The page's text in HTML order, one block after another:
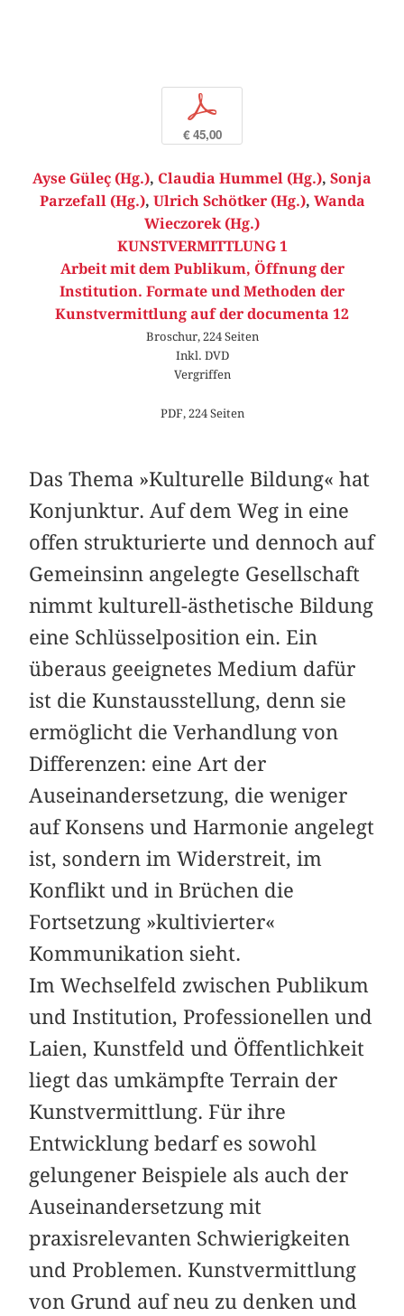
p
€ 45,00
Ayse Güleç (Hg.), Claudia Hummel (Hg.), Sonja
Parzefall (Hg.), Ulrich Schötker (Hg.), Wanda
Wieczorek (Hg.)
KUNSTVERMITTLUNG 1
Arbeit mit dem Publikum, Öffnung der
Institution. Formate und Methoden der
Kunstvermittlung auf der documenta 12
Broschur, 224 Seiten
Inkl. DVD
Vergriffen
PDF, 224 Seiten
Das Thema »Kulturelle Bildung« hat
Konjunktur. Auf dem Weg in eine
offen strukturierte und dennoch auf
Gemeinsinn angelegte Gesellschaft
nimmt kulturell-ästhetische Bildung
eine Schlüsselposition ein. Ein
überaus geeignetes Medium dafür
ist die Kunstausstellung, denn sie
ermöglicht die Verhandlung von
Differenzen: eine Art der
Auseinandersetzung, die weniger
auf Konsens und Harmonie angelegt
ist, sondern im Widerstreit, im
Konflikt und in Brüchen die
Fortsetzung »kultivierter«
Kommunikation sieht.
Im Wechselfeld zwischen Publikum
und Institution, Professionellen und
Laien, Kunstfeld und Öffentlichkeit
liegt das umkämpfte Terrain der
Kunstvermittlung. Für ihre
Entwicklung bedarf es sowohl
gelungener Beispiele als auch der
Auseinandersetzung mit
praxisrelevanten Schwierigkeiten
und Problemen. Kunstvermittlung
von Grund auf neu zu denken und